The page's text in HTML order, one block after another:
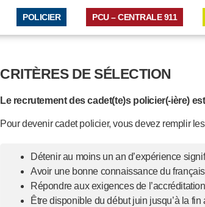
POLICIER PCU – CENTRALE 911
CRITÈRES DE SÉLECTION
Le recrutement des cadet(te)s policier(-ière)
Pour devenir cadet policier, vous devez remplir
Détenir au moins un an d’expérience
Avoir une bonne connaissance du
Répondre aux exigences de
Être disponible du début juin jusqu’à la